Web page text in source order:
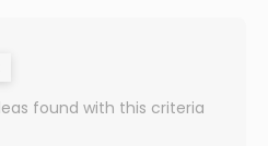
found with this criteria